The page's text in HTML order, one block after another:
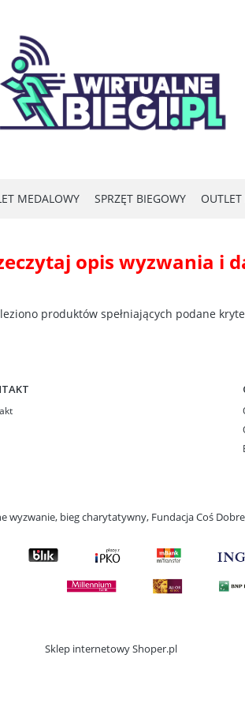
MEDALOWY SPRZĘT BIEGOWY
opis wyzwania i
produktów spełniających podane
bieg charytatywny, Fundacja Coś
Sklep internetowy Shoper.pl